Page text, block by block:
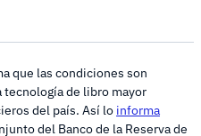
que las condiciones son
tecnología de libro mayor
del país. Así lo informa
del Banco de la Reserva de